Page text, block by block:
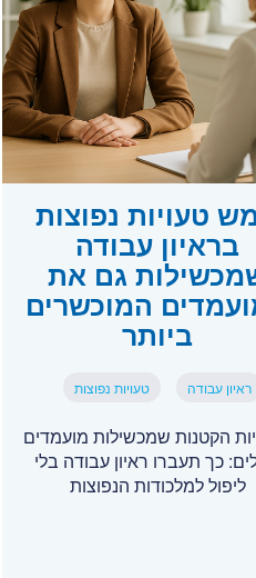
טעויות נפוצות
בראיון עבודה
גם את
המוכשרים
ביותר
ראיון עבודה טעויות נפוצות
הקטנות שמכשילות מועמדים
כך תעברו ראיון עבודה בלי
ליפול למלכודות הנפוצות